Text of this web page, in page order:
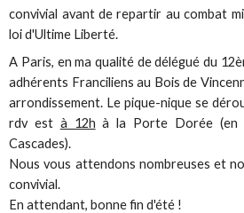
convivial avant de repartir au combat
loi d'Ultime Liberté.
A Paris, en ma qualité de délégué du
adhérents Franciliens au Bois de
arrondissement. Le pique-nique se
rdv est à 12h à la Porte Dorée (en
Cascades).
Nous vous attendons nombreuses et
convivial.
En attendant, bonne fin d'été !